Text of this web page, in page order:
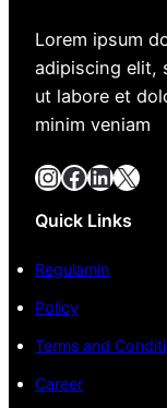
Lorem ipsum
adipiscing elit,
ut labore et
minim veniam
InstagramFacebook LinkedIn X
Quick Links
Regulamin
Policy
Terms and
Career